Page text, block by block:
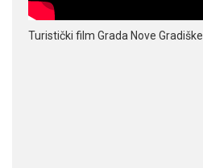
Turistički film Grada Nove Gradiške